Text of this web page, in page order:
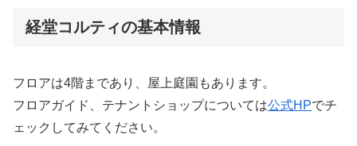
経堂コルティの基本情報
フロアは4階まであり、屋上庭園もあります。
フロアガイド、テナントショップについては公式HPでチ
ェックしてみてください。